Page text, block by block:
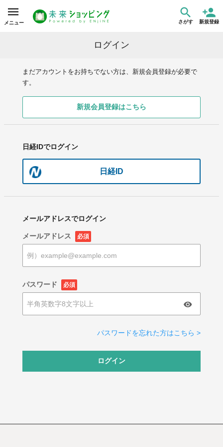
メニュー さがす 新規登録
ログイン
まだアカウントをお持ちでない方は、新規会員登録が必要で
す。
新規会員登録はこちら
日経IDでログイン
日経ID
メールアドレスでログイン
メールアドレス 必須
パスワード 必須
パスワードを忘れた方はこちら >
ログイン